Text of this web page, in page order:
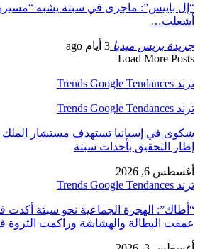
“إل باييس”: ماجرى في سبتة يشبه
أشعلت…
جريدة بريس ميديا 3 أيام ago
Load More Posts
ترند Trends Google Tendances
ترند Trends Google Tendances
شكوى في إسبانيا تستهدف مستشار
إطار التحقيق بأحداث سبتة
أغسطس 6, 2026
ترند Trends Google Tendances
“أطاك”: الهجرة الجماعية نحو سبتة
عمقت البطالة والهشاشة وراكمت الثروة